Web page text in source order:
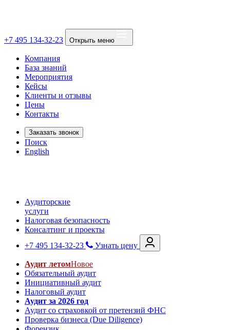
+7 495 134-32-23 Открыть меню
Компания
База знаний
Мероприятия
Кейсы
Клиенты и отзывы
Цены
Контакты
Заказать звонок
Поиск
English
Аудиторские
услуги
Налоговая безопасность
Консалтинг и проекты
+7 495 134-32-23
Узнать цену
Аудит летомНовое
Обязательный аудит
Инициативный аудит
Налоговый аудит
Аудит за 2026 год
Аудит со страховкой от претензий ФНС
Проверка бизнеса (Due Diligence)